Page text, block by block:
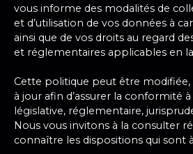
vous informe des modalités de
et d’utilisation de vos données à
ainsi que de vos droits au regard
et réglementaires applicables en
Cette politique peut être
à jour afin d’assurer la conformité
législative, réglementaire,
Nous vous invitons à la consulter
connaître les dispositions qui sont